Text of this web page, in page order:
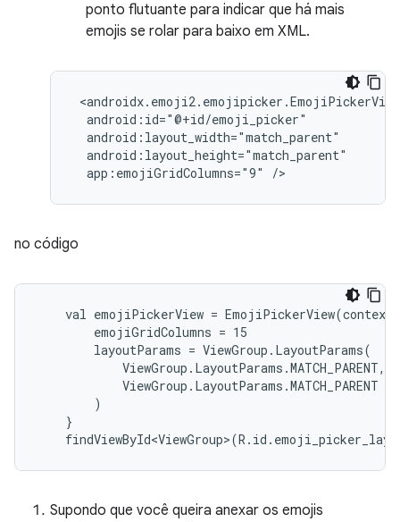
ponto flutuante para indicar que há mais
emojis se rolar para baixo em XML.
<androidx.emoji2.emojipicker.EmojiPickerView
  android:id="@+id/emoji_picker"
  android:layout_width="match_parent"
  android:layout_height="match_parent"
no código
val emojiPickerView =
        emojiGridColumns = 15
        layoutParams = ViewGroup.LayoutParams(
            ViewGroup.LayoutParams.MATCH_PARENT,
            ViewGroup.LayoutParams.MATCH_PARENT
        )
    }
Supondo que você queira anexar os emojis